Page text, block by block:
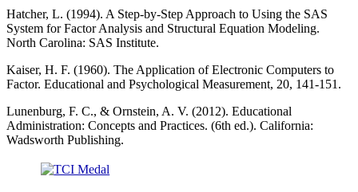
Hatcher, L. (1994). A Step-by-Step Approach to Using the SAS
System for Factor Analysis and Structural Equation Modeling.
North Carolina: SAS Institute.
Kaiser, H. F. (1960). The Application of Electronic Computers to
Factor. Educational and Psychological Measurement, 20, 141-151.
Lunenburg, F. C., & Ornstein, A. V. (2012). Educational
Administration: Concepts and Practices. (6th ed.). California:
Wadsworth Publishing.